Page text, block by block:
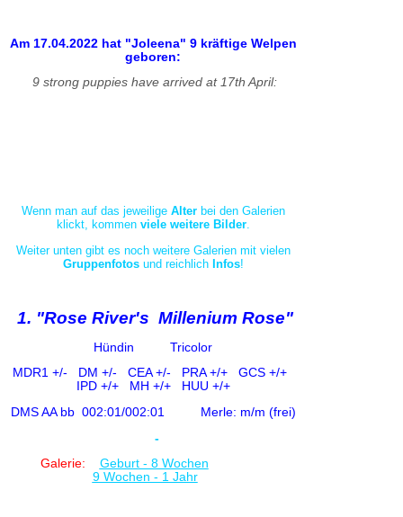
Am 17.04.2022 hat "Joleena" 9 kräftige Welpen
geboren:
9 strong puppies have arrived at 17th April:
Wenn man auf das jeweilige Alterbei den Galerien
klickt, kommen viele weitere Bilder.
Weiter unten gibt es noch weitere Galerien mit vielen
Gruppenfotosund reichlich Infos!
1. "Rose River's Millenium Rose"
Hündin Tricolor
MDR1 +/-
DM +/- CEA +/-
PRA +/+ GCS +/+
IPD +/+MH +/+ HUU +/+
DMS AA bb002:01/002:01
Merle: m/m (frei)
-
Galerie: Geburt - 8 Wochen
9 Wochen - 1 Jahr